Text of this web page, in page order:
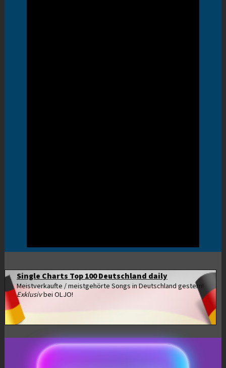
Single Charts Top 100 Deutschland daily
Meistverkaufte / meistgehörte Songs in Deutschland gestern!
Exklusivbei OLJO!